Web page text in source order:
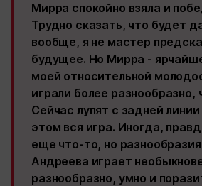
Мирра спокойно взяла и
Трудно сказать, что будет
вообще, я не мастер
будущее. Но Мирра -
моей относительной
играли более разнообразно,
Сейчас лупят с задней линии
этом вся игра. Иногда,
еще что-то, но
Андреева играет
разнообразно, умно и